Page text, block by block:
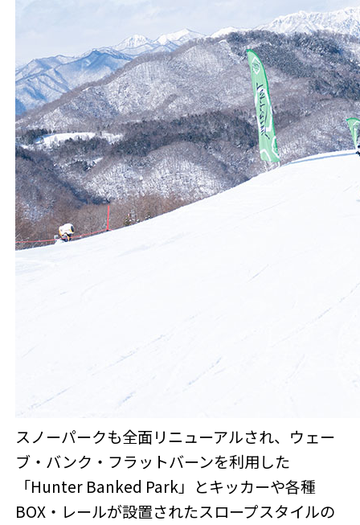
スノーパークも全面リニューアルされ、ウェー
ブ・バンク・フラットバーンを利用した
「Hunter Banked Park」とキッカーや各種
BOX・レールが設置されたスロープスタイルの